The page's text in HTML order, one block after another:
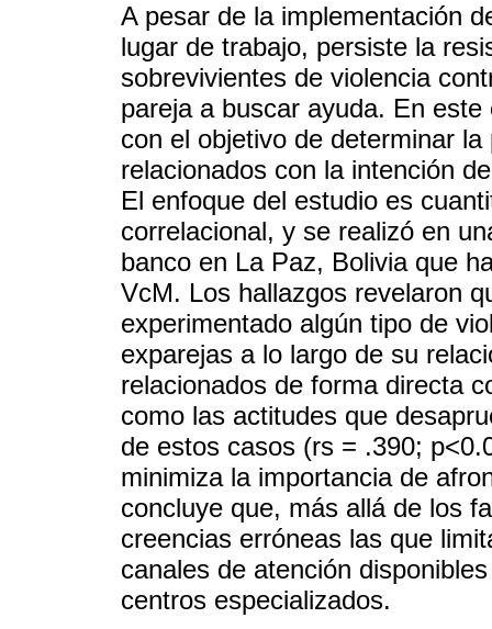
A pesar de la implementación
lugar de trabajo, persiste la
sobrevivientes de violencia
pareja a buscar ayuda. En
con el objetivo de determinar
relacionados con la intención
El enfoque del estudio es
correlacional, y se realizó en
banco en La Paz, Bolivia que
VcM. Los hallazgos revelaron
experimentado algún tipo de
exparejas a lo largo de su
relacionados de forma directa
como las actitudes que
de estos casos (rs = .390;
minimiza la importancia de
concluye que, más allá de los
creencias erróneas las que
canales de atención
centros especializados.